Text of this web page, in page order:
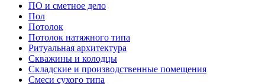
ПО и сметное дело
Пол
Потолок
Потолок натяжного типа
Ритуальная архитектура
Скважины и колодцы
Складские и производственные помещения
Смеси сухого типа